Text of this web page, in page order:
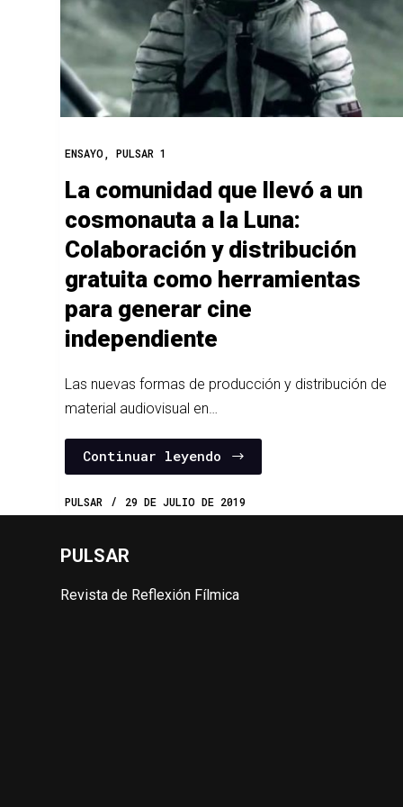
ENSAYO ,PULSAR 1
La comunidad que llevó a un
cosmonauta a la Luna:
Colaboración y distribución
gratuita como herramientas
para generar cine
independiente
Las nuevas formas de producción y distribución de
material audiovisual en…
Continuar leyendo
PULSAR 29 DE JULIO DE 2019
PULSAR
Revista de Reflexión Fílmica